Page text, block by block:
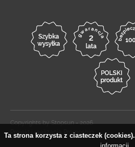
Ta strona korzysta z ciasteczek (cookies).
Copyrights by Stopsun - 2026
Projekt i realizacja
Promoship